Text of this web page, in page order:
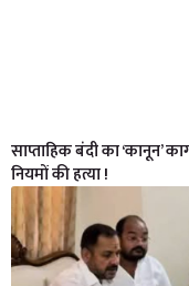
साप्ताहिक बंदी का ‘कानून’
नियमों की हत्या !